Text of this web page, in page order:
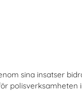
sina insatser
polisverksamheten